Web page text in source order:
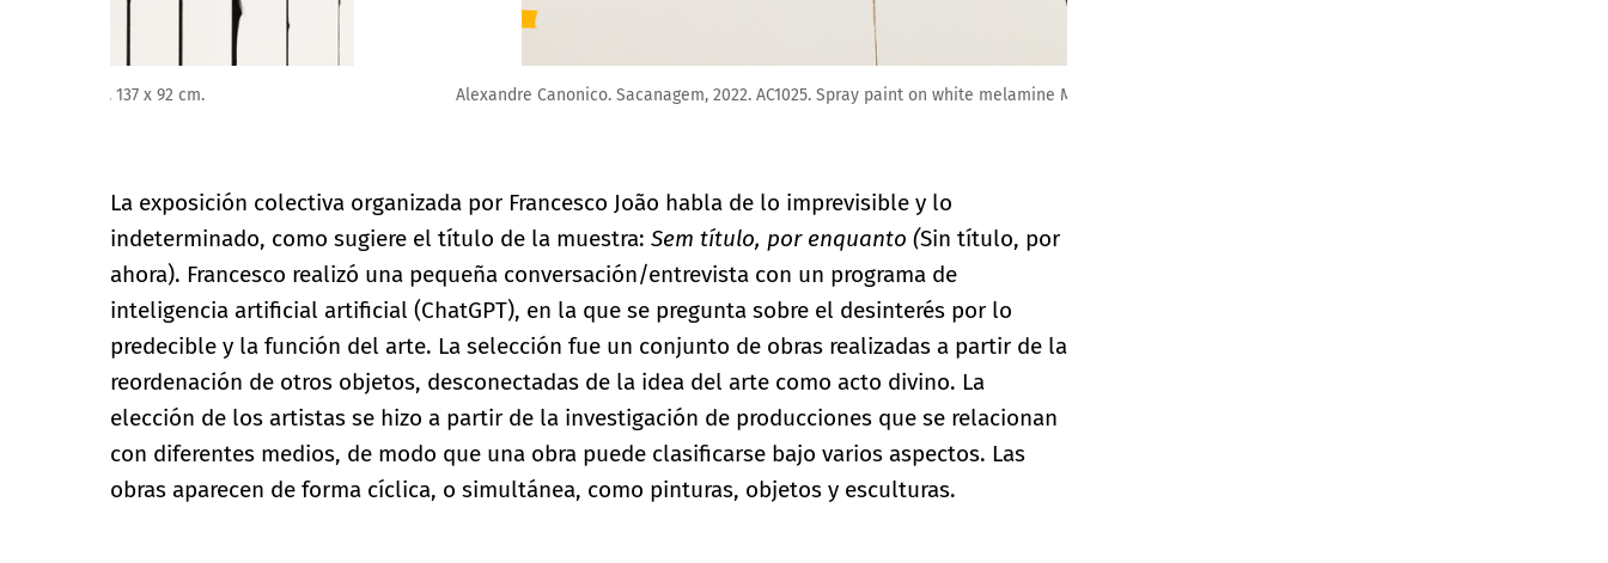
Alexandre Canonico. Sacanagem, 2022. AC1025. Spray paint on white melamine MDF. 185 x 137.5 cm.
La exposición colectiva organizada por Francesco João habla de lo imprevisible y lo
indeterminado, como sugiere el título de la muestra: Sem título, por enquanto (Sin título, por
ahora). Francesco realizó una pequeña conversación/entrevista con un programa de
inteligencia artificial artificial (ChatGPT), en la que se pregunta sobre el desinterés por lo
predecible y la función del arte. La selección fue un conjunto de obras realizadas a partir de la
reordenación de otros objetos, desconectadas de la idea del arte como acto divino. La
elección de los artistas se hizo a partir de la investigación de producciones que se relacionan
con diferentes medios, de modo que una obra puede clasificarse bajo varios aspectos. Las
obras aparecen de forma cíclica, o simultánea, como pinturas, objetos y esculturas.